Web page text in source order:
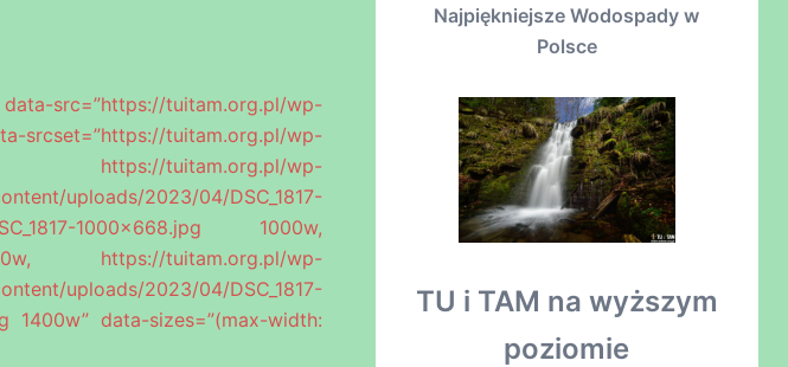
tuitam.org.pl/wp-
tuitam.org.pl/wp-
https://tuitam.org.pl/wp-
uploads/2023/04/DSC_1817-
1000×668.jpg 1000w,
https://tuitam.org.pl/wp-
uploads/2023/04/DSC_1817-
1400w” data-sizes=”(max-width:
Najpiękniejsze Wodospady w
Polsce
TU i TAM na wyższym
poziomie